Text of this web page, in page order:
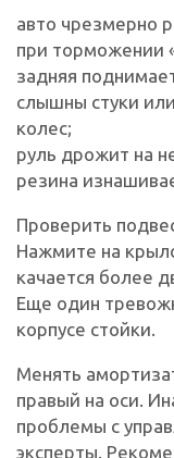
авто чрезмерно
при торможении
задняя
слышны стуки
колес;
руль дрожит на
резина
Проверить
Нажмите на
качается более
Еще один
корпусе стойки.
Менять
правый на оси.
проблемы с
эксперты.